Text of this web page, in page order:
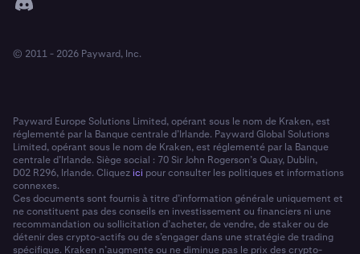
© 2011 - 2026 Payward, Inc.
Payward Europe Solutions Limited, opérant sous le nom de Kraken, est
réglementé par la Banque centrale d’Irlande. Payward Global Solutions
Limited, opérant sous le nom de Kraken, est réglementé par la Banque
centrale d’Irlande. Siège social : 70 Sir John Rogerson’s Quay, Dublin,
D02 R296, Irlande. Cliquezici pour consulter les politiques et informations
connexes.
Ces documents sont fournis à titre d’information générale uniquement et
ne constituent pas des conseils en investissement ou financiers ni une
recommandation ou sollicitation d’acheter, de vendre, de staker ou de
détenir des crypto-actifs ou de s’engager dans une stratégie de trading
spécifique. Kraken n’augmente ou ne diminue pas le prix des crypto-